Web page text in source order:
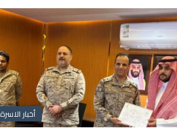
أخبار الاسرة